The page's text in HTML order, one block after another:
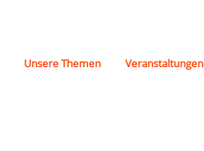
Unsere Themen Veranstaltungen